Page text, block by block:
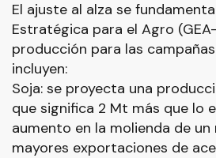
El ajuste al alza se
Estratégica para el Agro
producción para las
incluyen:
Soja: se proyecta una
que significa 2 Mt más que lo
aumento en la molienda de
mayores exportaciones de